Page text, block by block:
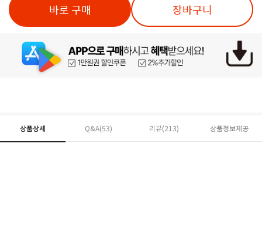
바로 구매 장바구니
상품상세 Q&A(53) 리뷰(213) 상품정보제공